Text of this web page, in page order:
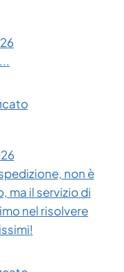
non è
ma il servizio di
nel risolvere